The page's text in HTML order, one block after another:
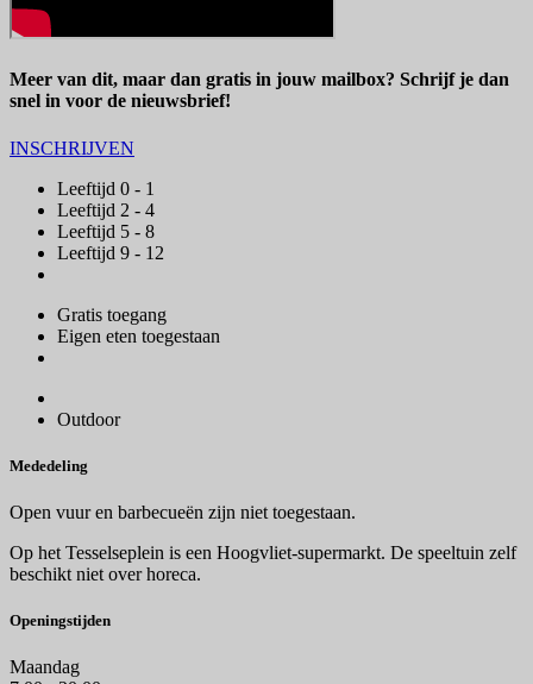
Meer van dit, maar dan gratis in jouw mailbox? Schrijf je dan
snel in voor de nieuwsbrief!
INSCHRIJVEN
Leeftijd 0 - 1
Leeftijd 2 - 4
Leeftijd 5 - 8
Leeftijd 9 - 12
Gratis toegang
Eigen eten toegestaan
Outdoor
Mededeling
Open vuur en barbecueën zijn niet toegestaan.
Op het Tesselseplein is een Hoogvliet-supermarkt. De speeltuin zelf
beschikt niet over horeca.
Openingstijden
Maandag